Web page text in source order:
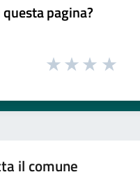
questa pagina?
il comune